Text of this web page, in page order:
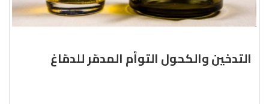
التدخين والكحول التوأم المدمّر للدمّاغ